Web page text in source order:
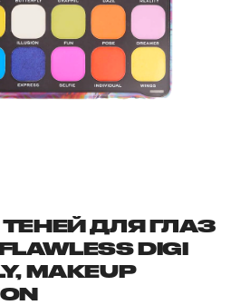
ДЛЯ ГЛАЗ
DIGI
MAKEUP